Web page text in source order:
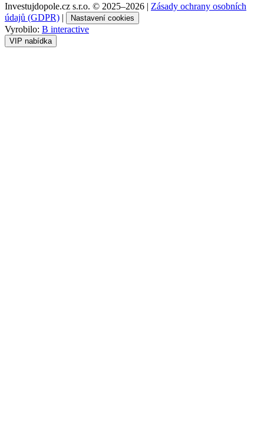
Investujdopole.cz s.r.o. © 2025–2026 | Zásady ochrany osobních
údajů (GDPR) | Nastavení cookies
Vyrobilo: B interactive
VIP nabídka